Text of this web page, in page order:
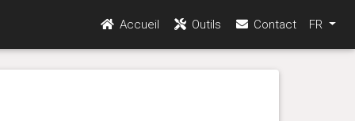
Accueil Outils Contact FR